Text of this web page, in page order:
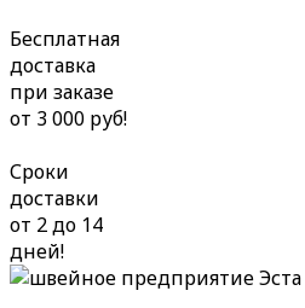
Бесплатная
доставка
при заказе
от 3 000 руб!
Сроки
доставки
от 2 до 14
дней!